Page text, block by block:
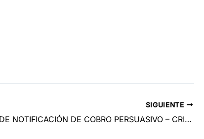
SIGUIENTE
REITERACIÓN DE NOTIFICACIÓN DE COBRO PERSUASIVO – CRISANTO PISSO MAZABUEL